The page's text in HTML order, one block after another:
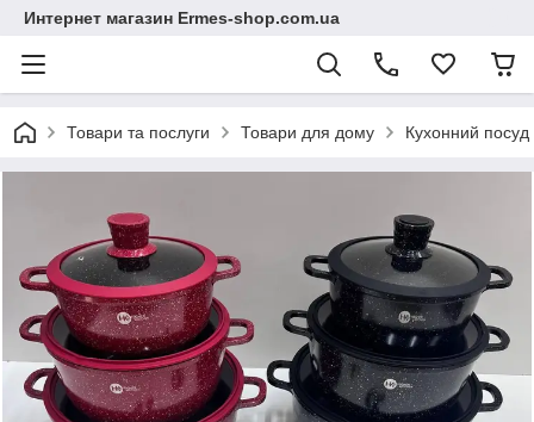
Интернет магазин Ermes-shop.com.ua
Товари та послуги Товари для дому Кухонний посуд